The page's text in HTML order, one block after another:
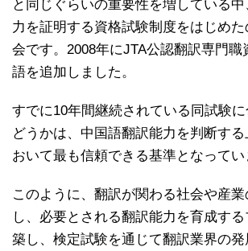
と同じぐらいの重要性を増している
力を証明する資格試験制度をはじめ
会です。2008年にJTA公認翻訳専門職
語を追加しました。
すでに10年間継続されている同試験
どうかは、中国語翻訳能力を判断す
おいて最も信頼できる基準となってい
このように、翻訳が関わる社会や産
し、必要とされる翻訳能力を育成す
築し、検定試験を通じて翻訳業界の発